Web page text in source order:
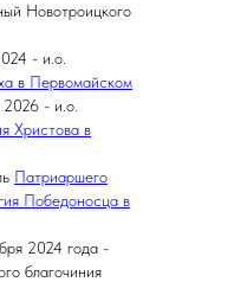
Новотроицкого
- и.о.
в Первомайском
- и.о.
Христова в
Патриаршего
Победоносца в
2024 года -
благочиния